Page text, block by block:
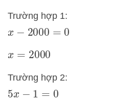
Trường hợp 1:
x−2000= 0
x=2000
Trường hợp 2:
5x −1 = 0